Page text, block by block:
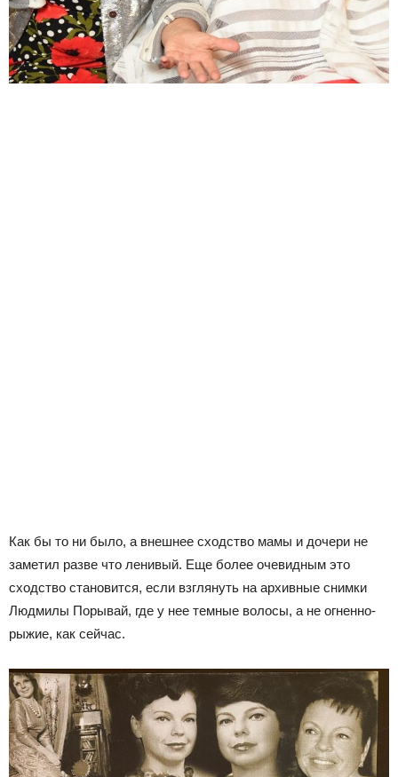
Как бы то ни было, а внешнее сходство мамы и дочери не
заметил разве что ленивый. Еще более очевидным это
сходство становится, если взглянуть на архивные снимки
Людмилы Порывай, где у нее темные волосы, а не огненно-
рыжие, как сейчас.